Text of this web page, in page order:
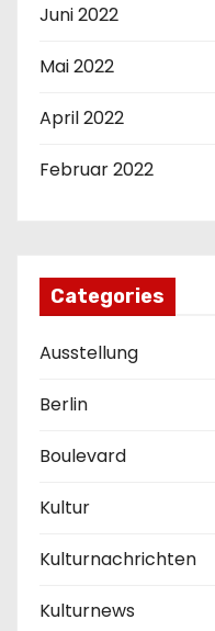
Juni 2022
Mai 2022
April 2022
Februar 2022
Categories
Ausstellung
Berlin
Boulevard
Kultur
Kulturnachrichten
Kulturnews